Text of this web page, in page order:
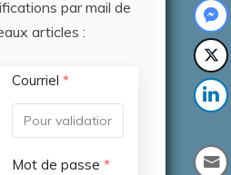
par mail de
articles :
Courriel *
Mot de passe *